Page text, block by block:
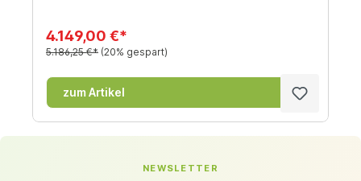
4.149,00 €*
5.186,25 €* (20% gespart)
zum Artikel
NEWSLETTER